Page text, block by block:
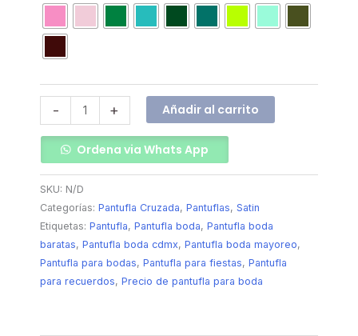
- + Añadir al carrito
Ordena via Whats App
SKU: N/D
Categorías: Pantufla Cruzada, Pantuflas, Satin
Etiquetas: Pantufla, Pantufla boda, Pantufla boda
baratas, Pantufla boda cdmx, Pantufla boda mayoreo,
Pantufla para bodas, Pantufla para fiestas, Pantufla
para recuerdos, Precio de pantufla para boda